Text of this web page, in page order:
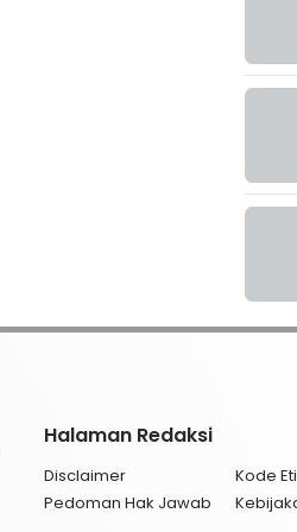
Halaman Redaksi
Disclaimer Kode
Pedoman Hak Jawab